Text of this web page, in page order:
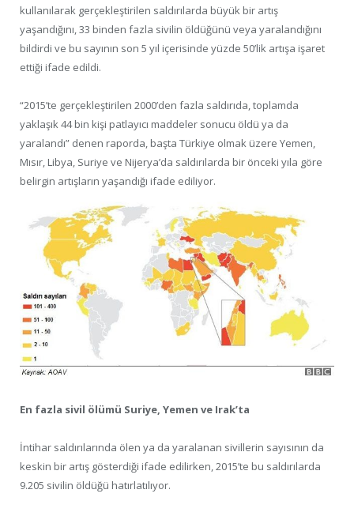
kullanılarak gerçekleştirilen saldırılarda büyük bir artış
yaşandığını, 33 binden fazla sivilin öldüğünü veya yaralandığını
bildirdi ve bu sayının son 5 yıl içerisinde yüzde 50’lik artışa işaret
ettiği ifade edildi.
“2015’te gerçekleştirilen 2000’den fazla saldırıda, toplamda
yaklaşık 44 bin kişi patlayıcı maddeler sonucu öldü ya da
yaralandı” denen raporda, başta Türkiye olmak üzere Yemen,
Mısır, Libya, Suriye ve Nijerya’da saldırılarda bir önceki yıla göre
belirgin artışların yaşandığı ifade ediliyor.
En fazla sivil ölümü Suriye, Yemen ve Irak’ta
İntihar saldırılarında ölen ya da yaralanan sivillerin sayısının da
keskin bir artış gösterdiği ifade edilirken, 2015’te bu saldırılarda
9.205 sivilin öldüğü hatırlatılıyor.